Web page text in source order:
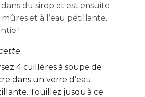
du sirop et est ensuite
et à l’eau pétillante.
!
4 cuillères à soupe de
dans un verre d’eau
Touillez jusqu’à ce